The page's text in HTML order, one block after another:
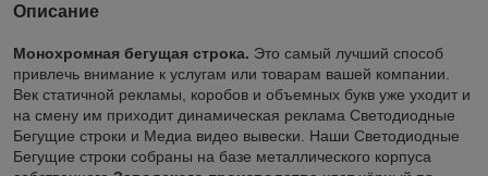
Описание
Монохромная бегущая строка. Это самый лучший способ
привлечь внимание к услугам или товарам вашей компании.
Век статичной рекламы, коробов и объемных букв уже уходит и
на смену им приходит динамическая реклама Светодиодные
Бегущие строки и Медиа видео вывески. Наши Светодиодные
Бегущие строки собраны на базе металлического корпуса